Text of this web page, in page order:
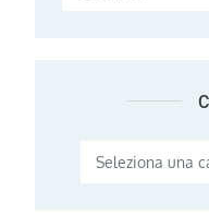
Categorie